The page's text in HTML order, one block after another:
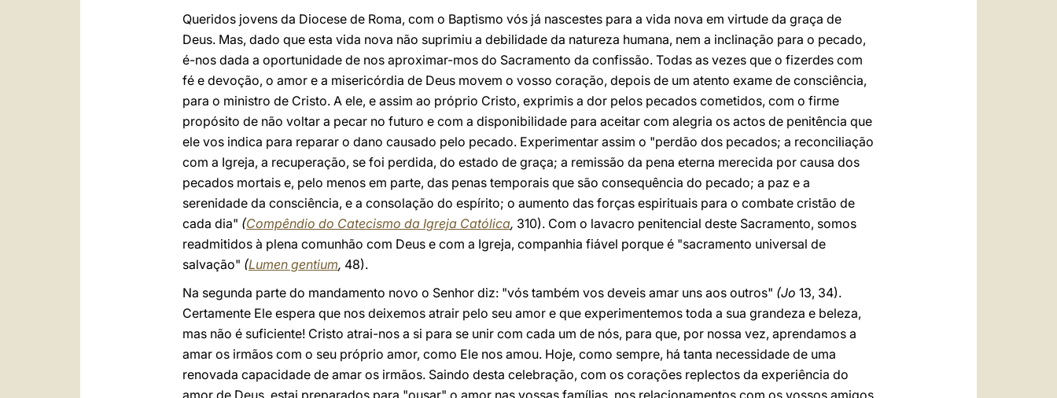
Queridos jovens da Diocese de Roma, com o Baptismo vós já nascestes para a vida nova em virtude da graça de
Deus. Mas, dado que esta vida nova não suprimiu a debilidade da natureza humana, nem a inclinação para o pecado,
é-nos dada a oportunidade de nos aproximar-mos do Sacramento da confissão. Todas as vezes que o fizerdes com
fé e devoção, o amor e a misericórdia de Deus movem o vosso coração, depois de um atento exame de consciência,
para o ministro de Cristo. A ele, e assim ao próprio Cristo, exprimis a dor pelos pecados cometidos, com o firme
propósito de não voltar a pecar no futuro e com a disponibilidade para aceitar com alegria os actos de penitência que
ele vos indica para reparar o dano causado pelo pecado. Experimentar assim o "perdão dos pecados; a reconciliação
com a Igreja, a recuperação, se foi perdida, do estado de graça; a remissão da pena eterna merecida por causa dos
pecados mortais e, pelo menos em parte, das penas temporais que são consequência do pecado; a paz e a
serenidade da consciência, e a consolação do espírito; o aumento das forças espirituais para o combate cristão de
cada dia" (Compêndio do Catecismo da Igreja Católica, 310). Com o lavacro penitencial deste Sacramento, somos
readmitidos à plena comunhão com Deus e com a Igreja, companhia fiável porque é "sacramento universal de
salvação" (Lumen gentium, 48).
Na segunda parte do mandamento novo o Senhor diz: "vós também vos deveis amar uns aos outros" (Jo 13, 34).
Certamente Ele espera que nos deixemos atrair pelo seu amor e que experimentemos toda a sua grandeza e beleza,
mas não é suficiente! Cristo atrai-nos a si para se unir com cada um de nós, para que, por nossa vez, aprendamos a
amar os irmãos com o seu próprio amor, como Ele nos amou. Hoje, como sempre, há tanta necessidade de uma
renovada capacidade de amar os irmãos. Saindo desta celebração, com os corações replectos da experiência do
amor de Deus, estai preparados para "ousar" o amor nas vossas famílias, nos relacionamentos com os vossos amigos